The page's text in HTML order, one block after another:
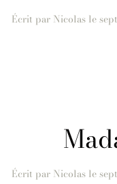
Écrit par Nicolasle
Écrit par Nicolasle